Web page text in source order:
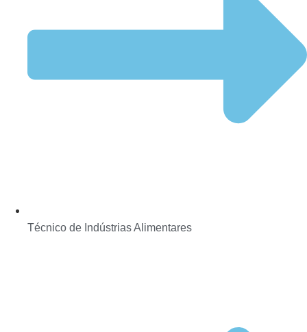
Técnico de Indústrias Alimentares